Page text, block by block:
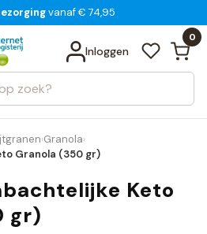
18:00 uur besteld
bedenktijd
Inloggen
0
Bekijk alle resultaten
›Granola›
Granola (350 gr)
Keto
gr)